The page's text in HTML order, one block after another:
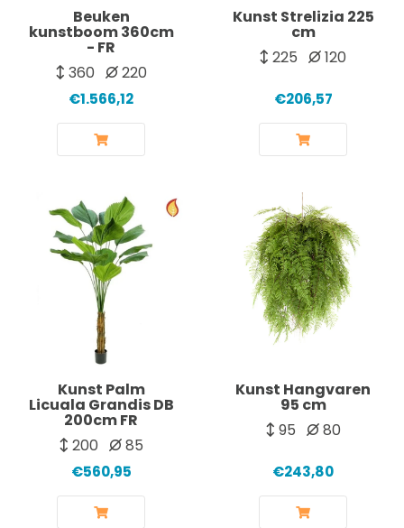
Beuken
kunstboom 360cm
- FR
360
220
€1.566,12
Kunst Strelizia 225
cm
225
120
€206,57
Kunst Palm
Licuala Grandis DB
200cm FR
200
85
€560,95
Kunst Hangvaren
95 cm
95
80
€243,80